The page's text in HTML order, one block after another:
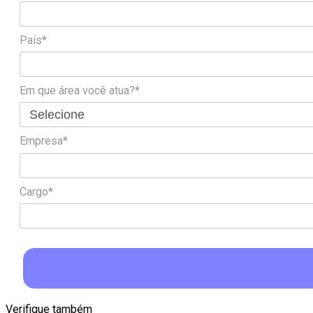
País*
Em que área você atua?*
Empresa*
Cargo*
Verifique também